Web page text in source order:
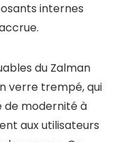
internes
du Zalman
verre trempé, qui
de modernité à
aux utilisateurs